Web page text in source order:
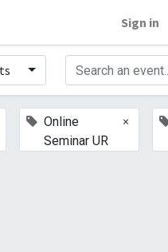
Sign in
Online
Seminar UR
×